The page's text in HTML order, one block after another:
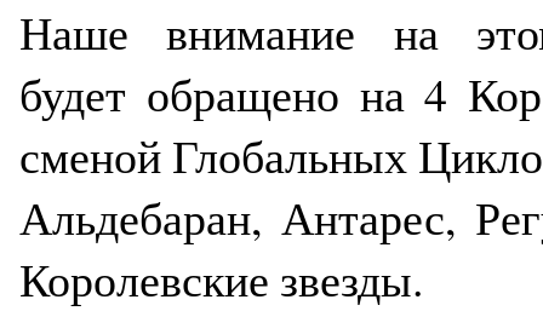
Наше внимание на
будет обращено на 4
сменой Глобальных
Альдебаран, Антарес,
Королевские звезды.